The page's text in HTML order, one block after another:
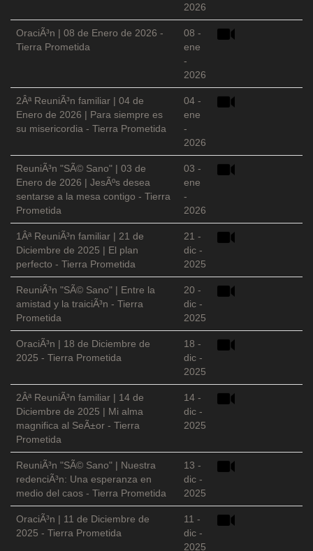
2026
OraciÃ³n | 08 de Enero de 2026 -
Tierra Prometida
08 -
ene
-
2026
2Âª ReuniÃ³n familiar | 04 de
Enero de 2026 | Para siempre es
su misericordia - Tierra Prometida
04 -
ene
-
2026
ReuniÃ³n "SÃ© Sano" | 03 de
Enero de 2026 | JesÃºs desea
sentarse a la mesa contigo - Tierra
Prometida
03 -
ene
-
2026
1Âª ReuniÃ³n familiar | 21 de
Diciembre de 2025 | El plan
perfecto - Tierra Prometida
21 -
dic -
2025
ReuniÃ³n "SÃ© Sano" | Entre la
amistad y la traiciÃ³n - Tierra
Prometida
20 -
dic -
2025
OraciÃ³n | 18 de Diciembre de
2025 - Tierra Prometida
18 -
dic -
2025
2Âª ReuniÃ³n familiar | 14 de
Diciembre de 2025 | Mi alma
magnifica al SeÃ±or - Tierra
Prometida
14 -
dic -
2025
ReuniÃ³n "SÃ© Sano" | Nuestra
redenciÃ³n: Una esperanza en
medio del caos - Tierra Prometida
13 -
dic -
2025
OraciÃ³n | 11 de Diciembre de
2025 - Tierra Prometida
11 -
dic -
2025